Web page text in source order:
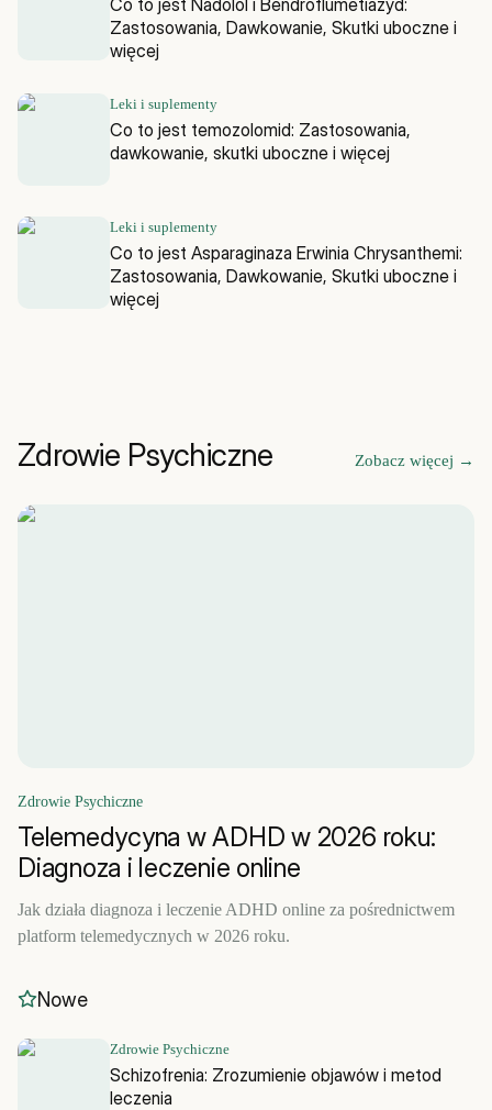
Zastosowania, Dawkowanie, Skutki uboczne i
więcej
Leki i suplementy
Co to jest temozolomid: Zastosowania,
dawkowanie, skutki uboczne i więcej
Leki i suplementy
Co to jest Asparaginaza Erwinia Chrysanthemi:
Zastosowania, Dawkowanie, Skutki uboczne i
więcej
Zdrowie Psychiczne Zobacz więcej →
Zdrowie Psychiczne
Telemedycyna w ADHD w 2026 roku:
Diagnoza i leczenie online
Jak działa diagnoza i leczenie ADHD online za pośrednictwem
platform telemedycznych w 2026 roku.
Nowe
Zdrowie Psychiczne
Schizofrenia: Zrozumienie objawów i metod
leczenia